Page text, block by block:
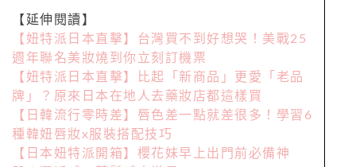
【延伸閱讀】
【妞特派日本直擊】台灣買不到好想哭！美戰25
週年聯名美妝燒到你立刻訂機票
【妞特派日本直擊】比起「新商品」更愛「老品
牌」？原來日本在地人去藥妝店都這樣買
【日韓流行零時差】唇色差一點就差很多！學習6
種韓妞唇妝x服裝搭配技巧
【日本妞特派開箱】櫻花妹早上出門前必備神